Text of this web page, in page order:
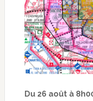
Du 26 août à